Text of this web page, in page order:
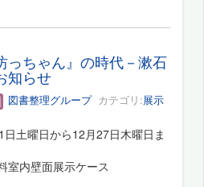
っちゃん』の時代－漱石
知らせ
図書整理グループカテゴリ:展示
土曜日から12月27日木曜日ま
内壁面展示ケース